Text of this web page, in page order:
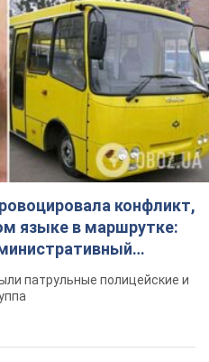
конфликт,
языке в маршрутке:
патрульные полицейские и